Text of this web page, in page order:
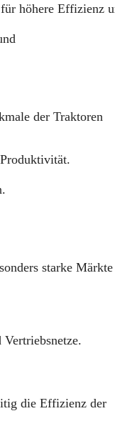
höhere Effizienz
der Traktoren
starke Märkte
die Effizienz der